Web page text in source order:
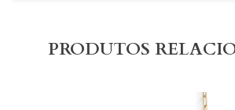
PRODUTOS